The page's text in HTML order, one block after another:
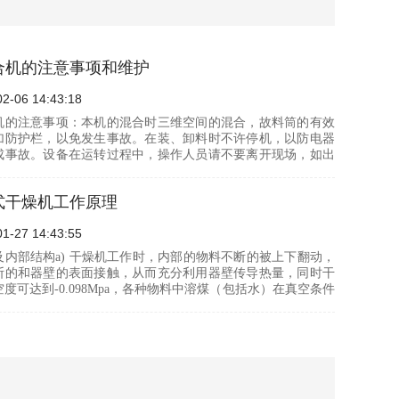
机的注意事项和维护
06 14:43:18
的注意事项：本机的混合时三维空间的混合，故料筒的有效
防护栏，以免发生事故。在装、卸料时不许停机，以防电器
事故。设备在运转过程中，操作人员请不要离开现场，如出
干燥机工作原理
27 14:43:55
内部结构a) 干燥机工作时，内部的物料不断的被上下翻动，
的和器壁的表面接触，从而充分利用器壁传导热量，同时干
度可达到-0.098Mpa，各种物料中溶煤（包括水）在真空条件